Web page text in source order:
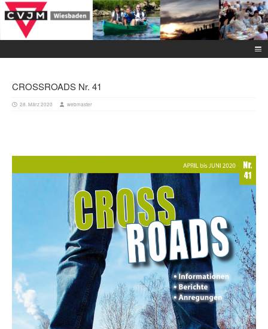
CROSSROADS Nr. 41
28. März 2020 webmaster